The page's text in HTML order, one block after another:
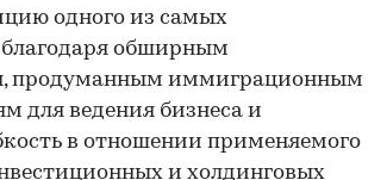
одного из самых
обширным
продуманным иммиграционным
для ведения бизнеса и
в отношении применяемого
и холдинговых